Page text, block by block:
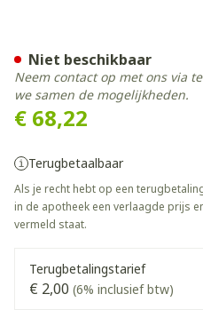
€ 68,22
Terugbetaalbaar
Als je recht hebt op een
in de apotheek een verlaagde prijs
vermeld staat.
Terugbetalingstarief
€ 2,00 (6% inclusief btw)
Niet beschikbaar
Neem contact op met ons via
we samen de mogelijkheden.